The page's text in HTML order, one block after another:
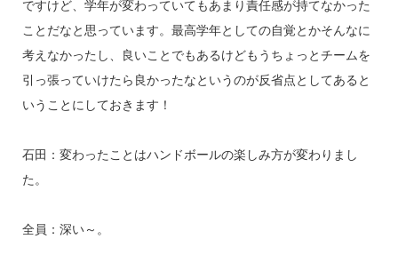
ですけど、学年が変わっていてもあまり責任感が持てなかった
ことだなと思っています。最高学年としての自覚とかそんなに
考えなかったし、良いことでもあるけどもうちょっとチームを
引っ張っていけたら良かったなというのが反省点としてあると
いうことにしておきます！
石田：変わったことはハンドボールの楽しみ方が変わりまし
た。
全員：深い～。